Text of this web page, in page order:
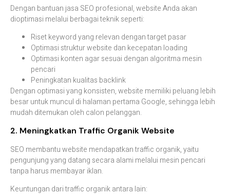
Dengan bantuan jasa SEO profesional,websiteAnda akan
dioptimasi melalui berbagaiteknikseperti:
Risetkeywordyang relevan dengantargetpasar
Optimasi strukturwebsite dan kecepatan loading
Optimasi konten agarsesuai dengan algoritma mesin
pencari
Peningkatan kualitas backlink
Dengan optimasiyang konsisten,website memiliki peluang lebih
besaruntukmuncul di halaman pertama Google, sehingga lebih
mudah ditemukan oleh calon pelanggan.
2. Meningkatkan Traffic OrganikWebsite
SEO membantuwebsite mendapatkantraffic organik,yaitu
pengunjungyang datang secara alami melalui mesin pencari
tanpa harus membayariklan.
Keuntungan daritraffic organikantara lain: